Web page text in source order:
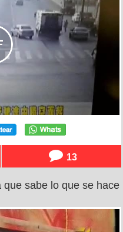
13
sabe lo que se hace